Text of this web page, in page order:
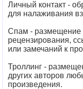
Личный контакт -
для налаживания
Спам - размещение
рецензирования,
или замечаний к
Троллинг -
других авторов
произведения.